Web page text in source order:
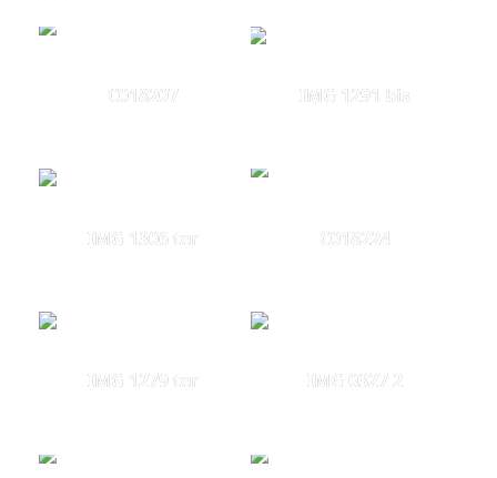
C018207 IMG 1291 bis
IMG 1306 ter C018224
IMG 1279 ter IMG 0327 2